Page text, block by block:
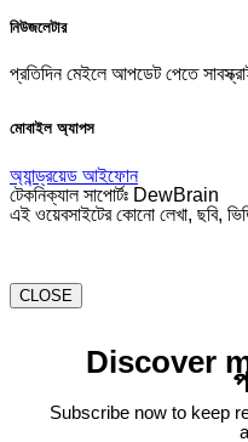
নিউজলেটার
প্রতিদিন মেইলে আপডেট পেতে
মোবাইল অ্যাপস
অ্যান্ড্রয়েড আইফোন
টেকনিক্যাল সাপোর্টঃ DewBrain
এই ওয়েবসাইটের কোনো লেখা, ছবি,
CLOSE
Discover
Subscribe now to keep